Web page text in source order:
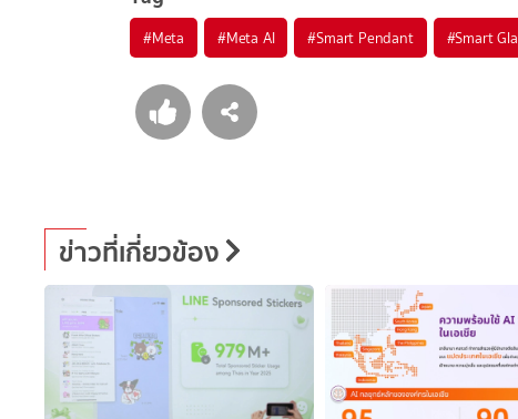
#Meta #Meta AI #Smart Pendant #Smart
ข่าวที่เกี่ยวข้อง